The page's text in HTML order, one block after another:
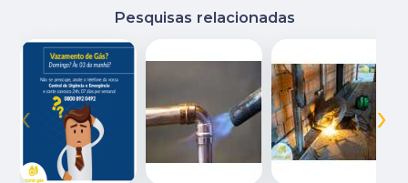
Pesquisas relacionadas
‹ ›